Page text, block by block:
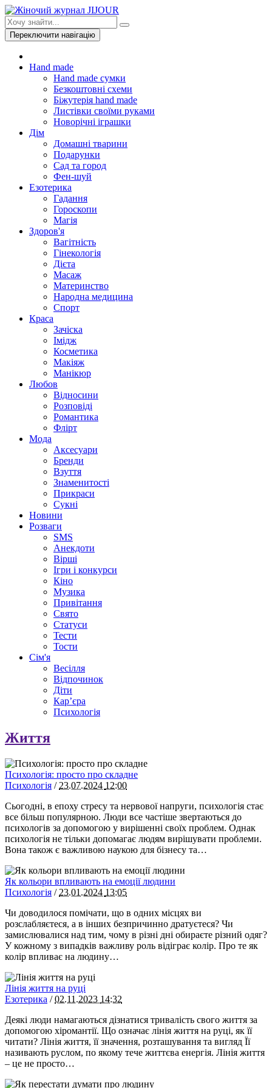
Переключити навігацію
Hand made
Hand made сумки
Безкоштовні схеми
Біжутерія hand made
Листівки своїми руками
Новорічні іграшки
Дім
Домашні тварини
Подарунки
Сад та город
Фен-шуй
Езотерика
Гадання
Гороскопи
Магія
Здоров'я
Вагітність
Гінекологія
Дієта
Масаж
Материнство
Народна медицина
Спорт
Краса
Зачіска
Імідж
Косметика
Макіяж
Манікюр
Любов
Відносини
Розповіді
Романтика
Флірт
Мода
Аксесуари
Бренди
Взуття
Знаменитості
Прикраси
Сукні
Новини
Розваги
SMS
Анекдоти
Вірші
Ігри і конкурси
Кіно
Музика
Привітання
Свято
Статуси
Тести
Тости
Сім'я
Весілля
Відпочинок
Діти
Кар’єра
Психологія
Життя
Психологія: просто про складне
Психологія / 23.07.2024 12:00
Сьогодні, в епоху стресу та нервової напруги, психологія стає
все більш популярною. Люди все частіше звертаються до
психологів за допомогою у вирішенні своїх проблем. Однак
психологія не тільки допомагає людям вирішувати проблеми.
Вона також є важливою наукою для бізнесу та…
Як кольори впливають на емоції людини
Психологія / 23.01.2024 13:05
Чи доводилося помічати, що в одних місцях ви
розслабляєтеся, а в інших безпричинно дратуєтеся? Чи
замислювалися над тим, чому в різні дні обираєте різний одяг?
У кожному з випадків важливу роль відіграє колір. Про те як
колір впливає на людину…
Лінія життя на руці
Езотерика /02.11.2023 14:32
Деякі люди намагаються дізнатися тривалість свого життя за
допомогою хіромантії. Що означає лінія життя на руці, як її
читати? Лінія життя, її значення, розташування та вигляд Її
називають руслом, по якому тече життєва енергія. Лінія життя
– це не просто…